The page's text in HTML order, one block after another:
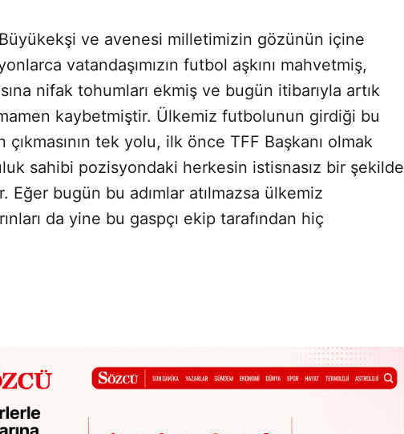
Büyükekşi ve avenesi milletimizin gözünün içine
vatandaşımızın futbol aşkını mahvetmiş,
nifak tohumları ekmiş ve bugün itibarıyla artık
kaybetmiştir. Ülkemiz futbolunun girdiği bu
çıkmasının tek yolu, ilk önce TFF Başkanı olmak
sahibi pozisyondaki herkesin istisnasız bir şekilde
Eğer bugün bu adımlar atılmazsa ülkemiz
da yine bu gaspçı ekip tarafından hiç